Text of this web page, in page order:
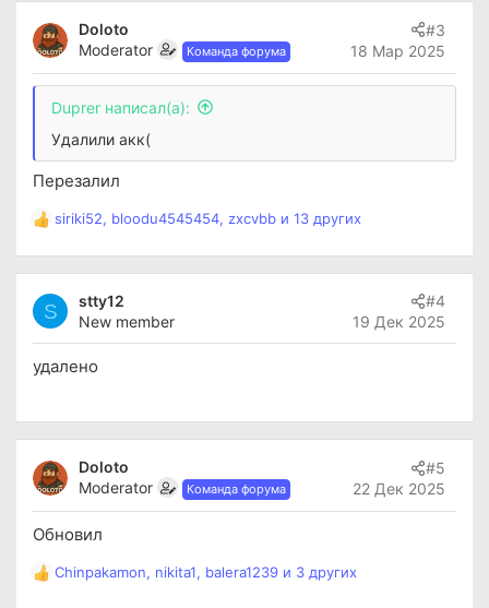
ц
и
и
:
Doloto
Moderator
Команда форума 18 Мар 2025
#3
Duprer написал(а):
Удалили акк(
Перезалил
Р
ц
и
и
:
siriki52, bloodu4545454, zxcvbb и 13 других
S
stty12
New member
19 Дек 2025
#4
удалено
Doloto
Moderator
Команда форума 22 Дек 2025
#5
Обновил
Р
Chinpakamon, nikita1, balera1239 и 3 других